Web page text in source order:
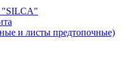
"SILCA"
и листы предтопочные)